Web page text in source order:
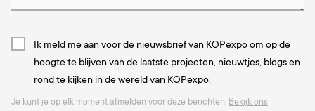
Ik meld me aan voor de nieuwsbrief van KOPexpo om op de
hoogte te blijven van de laatste projecten, nieuwtjes, blogs en
rond te kijken in de wereld van KOPexpo.
Je kunt je op elk moment afmelden voor deze berichten. Bekijk ons